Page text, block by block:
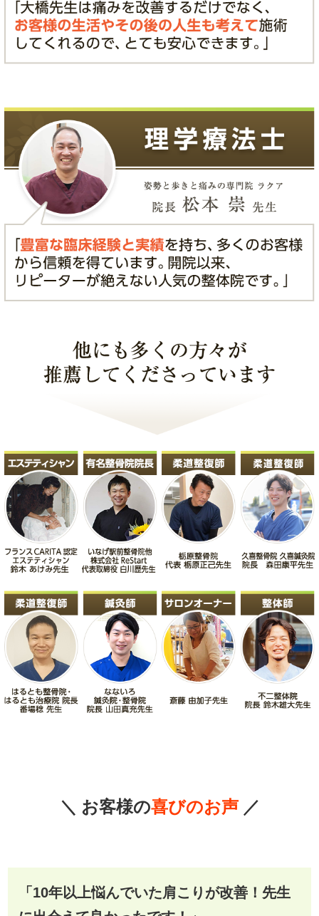
＼ お客様の喜びのお声 ／
「10年以上悩んでいた肩こりが改善！先生